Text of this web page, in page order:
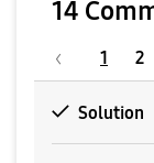
14
1 2
Solution